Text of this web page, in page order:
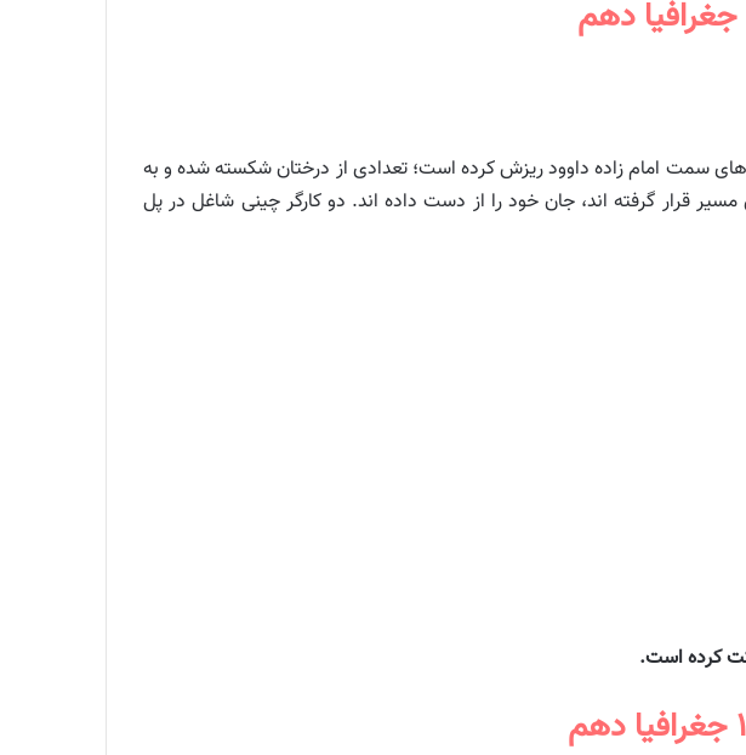
مقداری از کوه‌های سمت امام زاده داوود ریزش کرده است؛ تعدادی از درختان شکسته شده و به
قرار گرفته اند، جان خود را از دست داده اند. دو کارگر چینی شاغل در پل
کرده است.